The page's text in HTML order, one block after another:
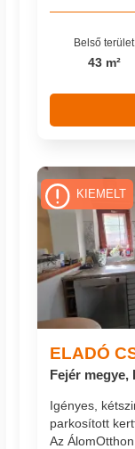
Belső terület
43 m²
ELADÓ
Fejér megye,
Igényes,
parkosított
Az
KIEMELT